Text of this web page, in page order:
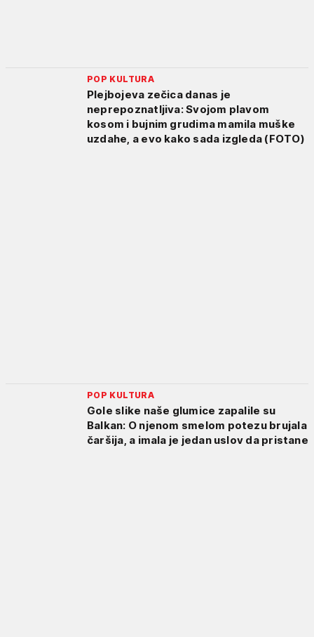
POP KULTURA
Plejbojeva zečica danas je
neprepoznatljiva: Svojom plavom
kosom i bujnim grudima mamila muške
uzdahe, a evo kako sada izgleda (FOTO)
POP KULTURA
Gole slike naše glumice zapalile su
Balkan: O njenom smelom potezu brujala
čaršija, a imala je jedan uslov da pristane